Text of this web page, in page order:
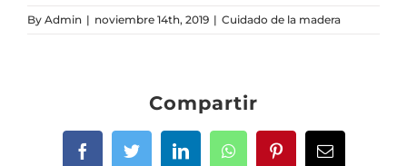
By Admin | noviembre 14th, 2019 | Cuidado de la madera
Compartir
FacebookTwitterLinkedInWhatsAppPinterestEmail